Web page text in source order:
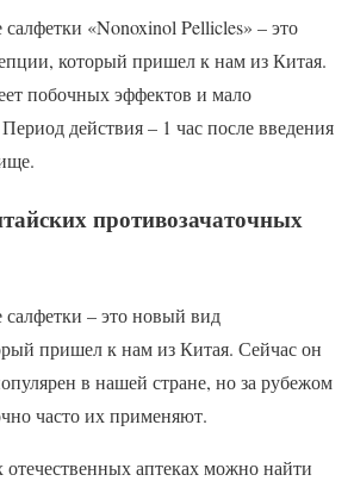
«Nonoxinol Pellicles» – это
который пришел к нам из Китая.
побочных эффектов и мало
действия – 1 час после введения
противозачаточных
салфетки – это новый вид
пришел к нам из Китая. Сейчас он
в нашей стране, но за рубежом
часто их применяют.
аптеках можно найти